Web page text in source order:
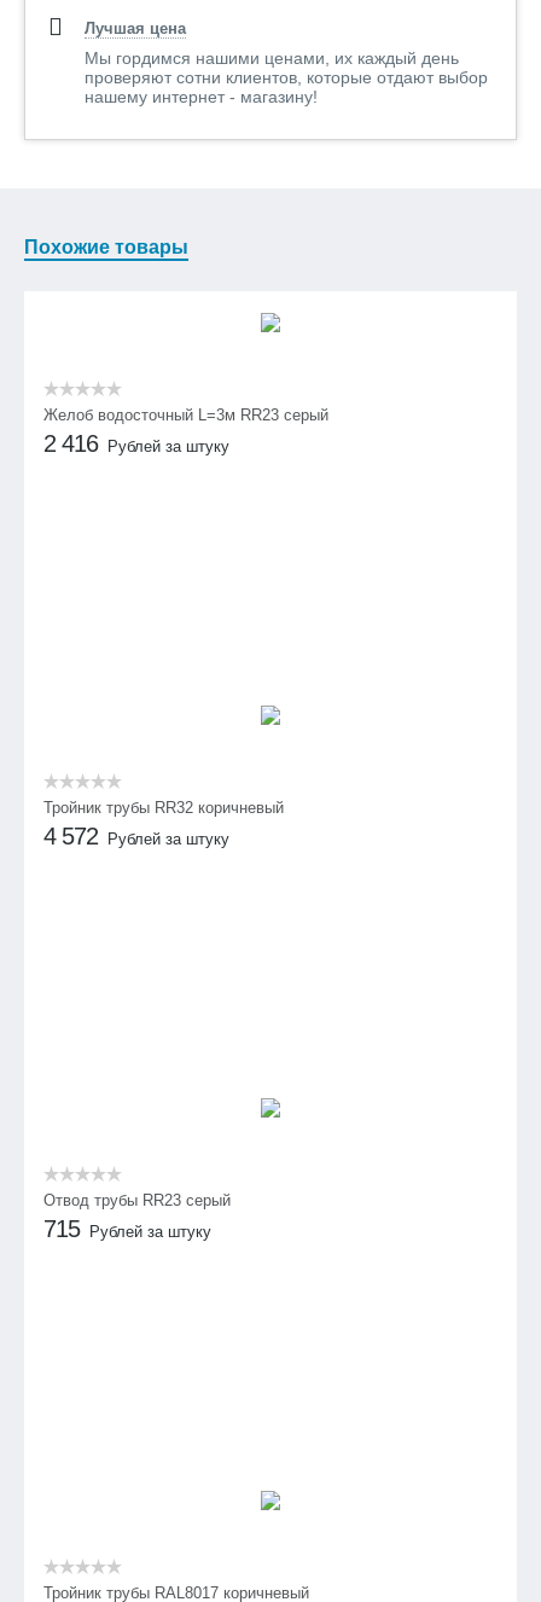
Лучшая цена
Мы гордимся нашими ценами, их каждый день
проверяют сотни клиентов, которые отдают выбор
нашему интернет - магазину!
Похожие товары
Желоб водосточный L=3м RR23 серый
2 416 Рублей за штуку
Тройник трубы RR32 коричневый
4 572 Рублей за штуку
Отвод трубы RR23 серый
715 Рублей за штуку
Тройник трубы RAL8017 коричневый